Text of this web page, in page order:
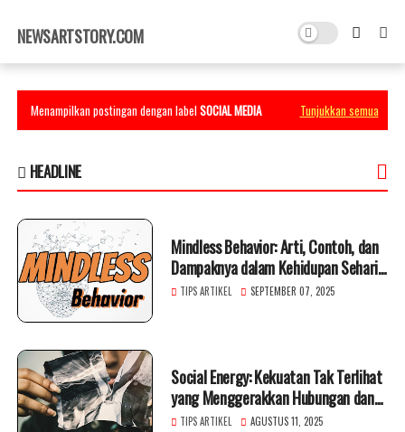
×
NEWSARTSTORY.COM
Menampilkan postingan dengan labelSOCIAL MEDIA Tunjukkan semua
HEADLINE
Mindless Behavior: Arti, Contoh, dan
Dampaknya dalam Kehidupan Sehari-
hari
TIPS ARTIKEL SEPTEMBER 07, 2025
Social Energy: Kekuatan Tak Terlihat
yang Menggerakkan Hubungan dan
Kolaborasi
TIPS ARTIKEL AGUSTUS 11, 2025